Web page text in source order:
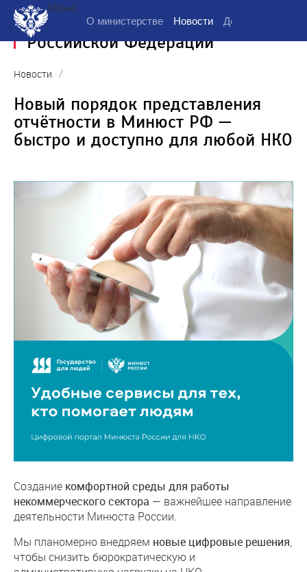
Меню
О министерстве Новости Деятельность
Министерство юстиции
Российской Федерации
Новости /
Новый порядок представления
отчётности в Минюст РФ —
быстро и доступно для любой НКО
Создание комфортной среды для работы
некоммерческого сектора — важнейшее направление
деятельности Минюста России.
Мы планомерно внедряем новые цифровые решения
чтобы снизить бюрократическую и